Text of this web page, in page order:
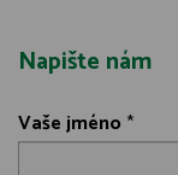
Napište nám
Vaše jméno *